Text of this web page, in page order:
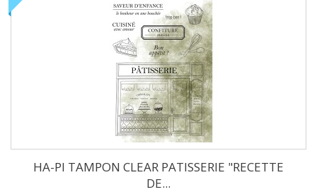
HA-PI TAMPON CLEAR PATISSERIE "RECETTE
DE...